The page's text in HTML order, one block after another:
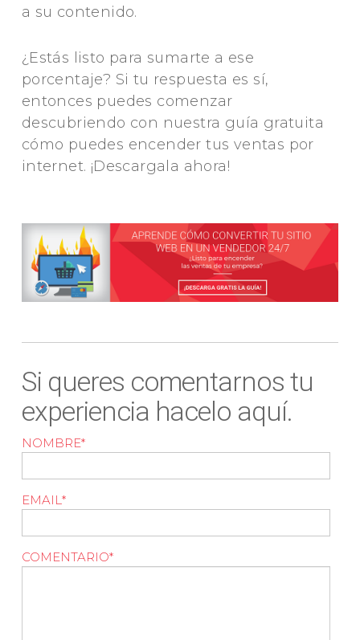
a su contenido.
¿Estás listo para sumarte a ese
porcentaje? Si tu respuesta es sí,
entonces puedes comenzar
descubriendo con nuestra guía gratuita
cómo puedes encender tus ventas por
internet. ¡Descargala ahora!
Si queres comentarnos tu
experiencia hacelo aquí.
NOMBRE*
EMAIL *
COMENTARIO*